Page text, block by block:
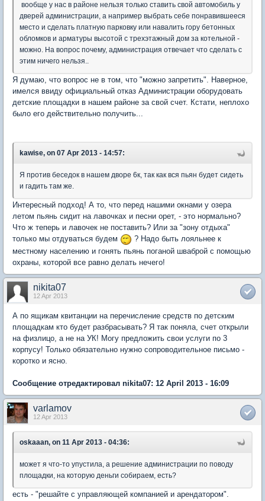
вообще у нас в районе нельзя только ставить свой автомобиль у
дверей администрации, а например выбрать себе понравившееся
место и сделать платную парковку или навалить гору бетонных
обломков и арматуры высотой с трехэтажный дом за котельной -
можно. На вопрос почему, администрация отвечает что сделать с
этим ничего нельзя..
Я думаю, что вопрос не в том, что "можно запретить". Наверное,
имелся ввиду официальный отказ Администрации оборудовать
детские площадки в нашем районе за свой счет. Кстати, неплохо
было его действительно получить...
kawise, on 07 Apr 2013 - 14:57:
Я против беседок в нашем дворе 6к, так как вся пьян будет сидеть
и гадить там же.
Интересный подход! А то, что перед нашими окнами у озера
летом пьянь сидит на лавочках и песни орет, - это нормально?
Что ж теперь и лавочек не поставить? Или за "зону отдыха"
только мы отдуваться будем
? Надо быть лояльнее к
местному населению и гонять пьянь поганой шваброй с помощью
охраны, которой все равно делать нечего!
nikita07
12 Apr 2013
А по ящикам квитанции на перечисление средств по детским
площадкам кто будет разбрасывать? Я так поняла, счет открыли
на физлицо, а не на УК! Могу предложить свои услуги по 3
корпусу! Только обязательно нужно сопроводительное письмо -
коротко и ясно.
Сообщение отредактировал nikita07: 12 April 2013 - 16:09
varlamov
12 Apr 2013
oskaaan, on 11 Apr 2013 - 04:36:
может я что-то упустила, а решение администрации по поводу
площадки, на которую деньги собираем, есть?
есть - "решайте с управляющей компанией и арендатором".